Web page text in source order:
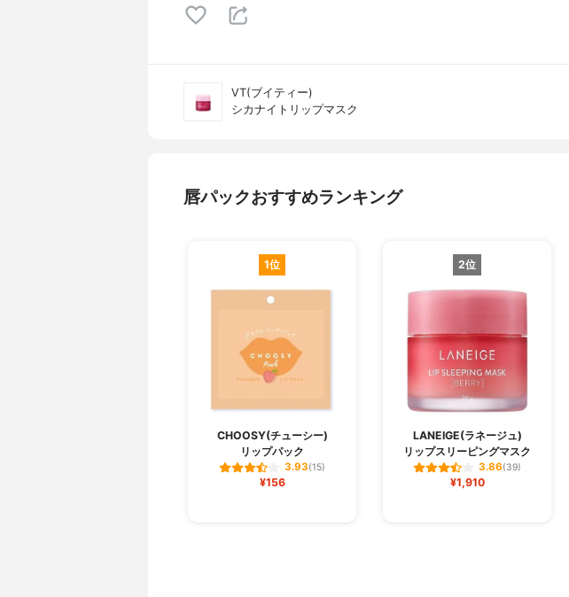
VT(ブイティー)
シカナイトリップマスク
唇パックおすすめランキング
1位
CHOOSY(チューシー)
リップパック
3.93(15)
¥156
2位
LANEIGE(ラネージュ)
リップスリーピングマスク
3.86(39)
¥1,910